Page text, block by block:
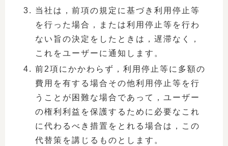
当社は，前項の規定に基づき利用停止等
を行った場合，または利用停止等を行わ
ない旨の決定をしたときは，遅滞なく，
これをユーザーに通知します。
前2項にかかわらず，利用停止等に多額の
費用を有する場合その他利用停止等を行
うことが困難な場合であって，ユーザー
の権利利益を保護するために必要なこれ
に代わるべき措置をとれる場合は，この
代替策を講じるものとします。